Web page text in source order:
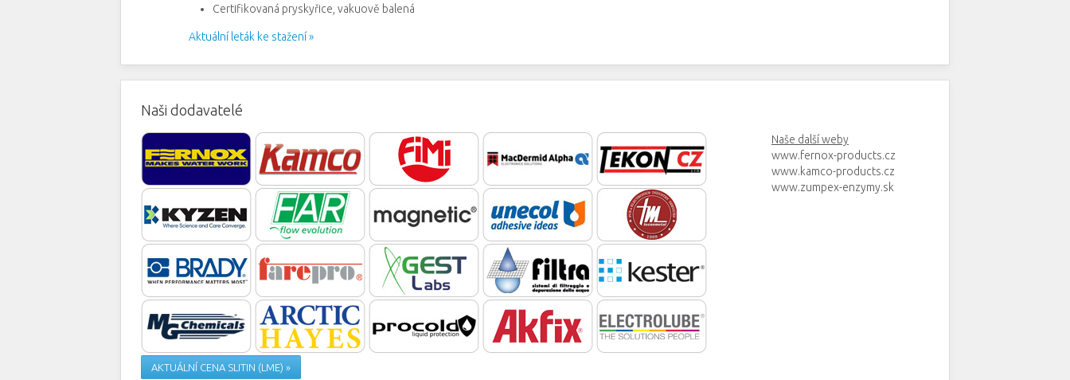
Certifikovaná pryskyřice, vakuově balená
Aktuální leták ke stažení »
Naši dodavatelé
Naše další weby
www.fernox-products.cz
www.kamco-products.cz
www.zumpex-enzymy.sk
AKTUÁLNÍ CENA SLITIN (LME) »